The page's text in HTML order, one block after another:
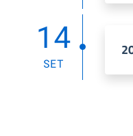
14
SET